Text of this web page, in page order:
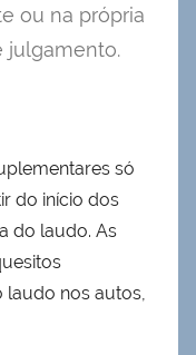
ou na própria
julgamento.
só
do início dos
do laudo. As
laudo nos autos,